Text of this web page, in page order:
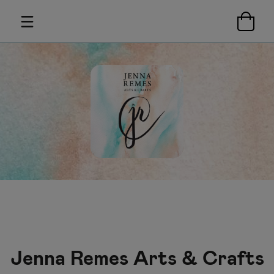
Jenna Remes Arts & Crafts